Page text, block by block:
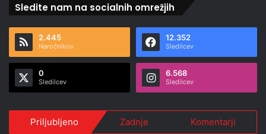
Sledite nam na socialnih omrežjih
2.445
Naročnikov
12.352
Sledilcev
0
Sledilcev
6.568
Sledilcev
Priljubljeno Zadnje Komentarji